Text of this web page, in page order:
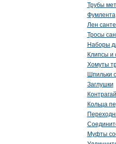
Трубы
Фумлента
Лен
Тросы
Наборы
Клипсы и
Хомуты
Шпильки
Заглушки
Кольца
Муфты